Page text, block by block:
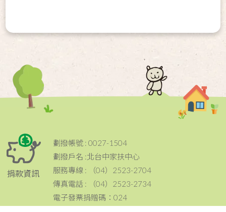
捐款資訊
劃撥帳號 : 0027-1504
劃撥戶名 :北台中家扶中心
服務專線 : （04）2523-2704
傳真電話 : （04）2523-2734
電子發票捐贈碼：024